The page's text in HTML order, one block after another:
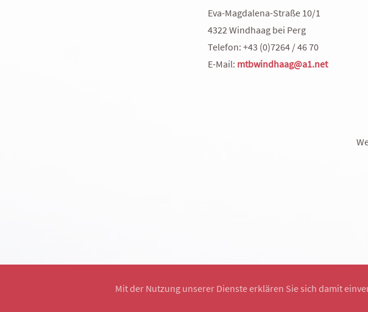
Eva-Magdalena-Straße 10/1
4322 Windhaag bei Perg
Telefon: +43 (0)7264 / 46 70
E-Mail: mtbwindhaag@a1.net
Mit der Nutzung unserer Dienste erklären Sie sich damit